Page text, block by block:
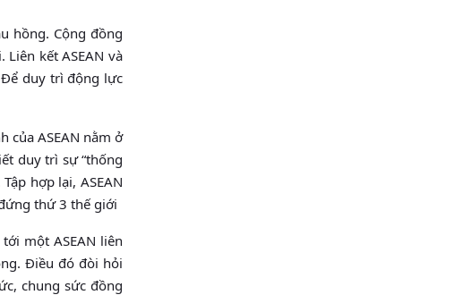
hồng. Cộng đồng
kết ASEAN và
duy trì động lực
của ASEAN nằm ở
duy trì sự “thống
hợp lại, ASEAN
thứ 3 thế giới
một ASEAN liên
Điều đó đòi hỏi
chung sức đồng